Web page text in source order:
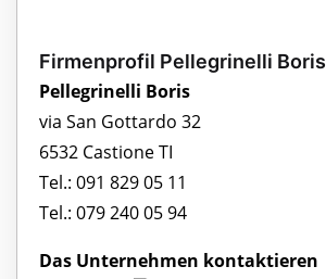
Firmenprofil Pellegrinelli Boris
Pellegrinelli Boris
via San Gottardo 32
6532 Castione TI
Tel.: 091 829 05 11
Tel.: 079 240 05 94
Das Unternehmen kontaktieren